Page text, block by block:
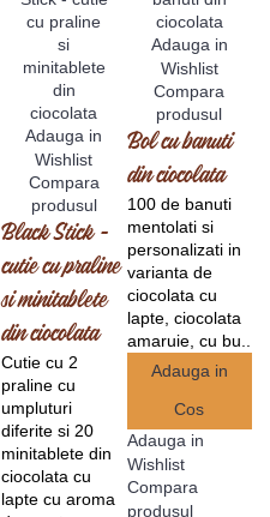
Adauga in
Wishlist
Compara
produsul
Black Stick -
cutie cu praline
si minitablete
din ciocolata
Cutie cu 2
praline cu
umpluturi
diferite si 20
minitablete din
ciocolata cu
lapte cu aroma
Adauga in
Wishlist
Compara
produsul
Bol cu banuti
din ciocolata
100 de banuti
mentolati si
personalizati in
varianta de
ciocolata cu
lapte, ciocolata
amaruie, cu bu..
Adauga in
Cos
Adauga in
Wishlist
Compara
produsul